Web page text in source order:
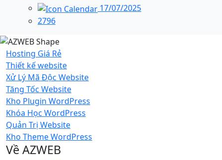
17/07/2025
2796
Hosting Giá Rẻ
Thiết kế website
Xử Lý Mã Độc Website
Tăng Tốc Website
Kho Plugin WordPress
Khóa Học WordPress
Quản Trị Website
Kho Theme WordPress
Về AZWEB